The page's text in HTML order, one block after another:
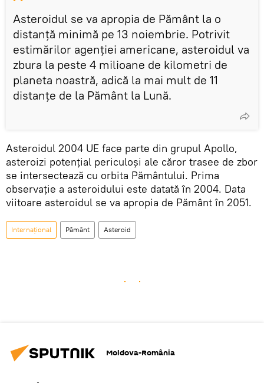
Asteroidul se va apropia de Pământ la o
distanță minimă pe 13 noiembrie. Potrivit
estimărilor agenției americane, asteroidul va
zbura la peste 4 milioane de kilometri de
planeta noastră, adică la mai mult de 11
distanțe de la Pământ la Lună.
Asteroidul 2004 UE face parte din grupul Apollo,
asteroizi potențial periculoși ale căror trasee de zbor
se intersectează cu orbita Pământului. Prima
observație a asteroidului este datată în 2004. Data
viitoare asteroidul se va apropia de Pământ în 2051.
Internaţional Pământ Asteroid
Moldova-România